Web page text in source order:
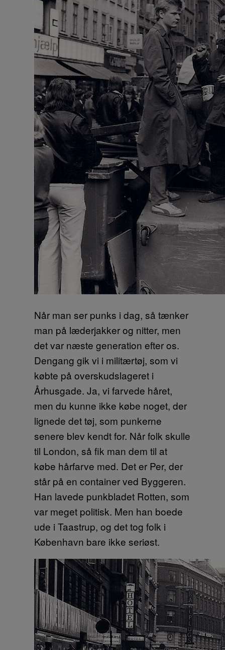
Når man ser punks i dag, så tænker
man på læderjakker og nitter, men
det var næste generation efter os.
Dengang gik vi i militærtøj, som vi
købte på overskudslageret i
Århusgade. Ja, vi farvede håret,
men du kunne ikke købe noget, der
lignede det tøj, som punkerne
senere blev kendt for. Når folk skulle
til London, så fik man dem til at
købe hårfarve med. Det er Per, der
står på en container ved Byggeren.
Han lavede punkbladet Rotten, som
var meget politisk. Men han boede
ude i Taastrup, og det tog folk i
København bare ikke seriøst.